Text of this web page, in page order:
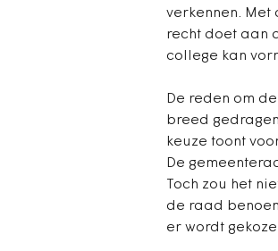
verkennen.
recht doet aan
college kan
De reden om
breed
keuze toont
De
Toch zou het
de raad
er wordt